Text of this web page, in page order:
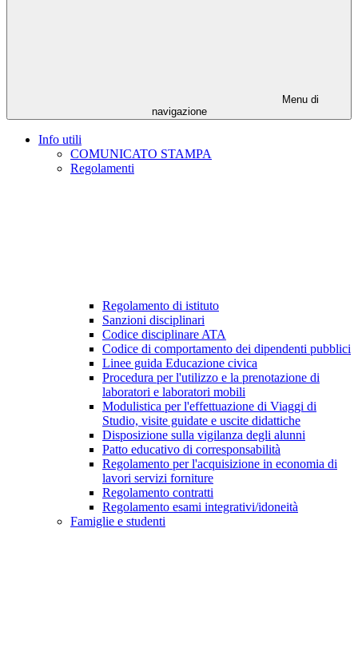
Menu di
navigazione
Info utili
COMUNICATO STAMPA
Regolamenti
Regolamento di istituto
Sanzioni disciplinari
Codice disciplinare ATA
Codice di comportamento dei dipendenti pubblici
Linee guida Educazione civica
Procedura per l'utilizzo e la prenotazione di
laboratori e laboratori mobili
Modulistica per l'effettuazione di Viaggi di
Studio, visite guidate e uscite didattiche
Disposizione sulla vigilanza degli alunni
Patto educativo di corresponsabilità
Regolamento per l'acquisizione in economia di
lavori servizi forniture
Regolamento contratti
Regolamento esami integrativi/idoneità
Famiglie e studenti